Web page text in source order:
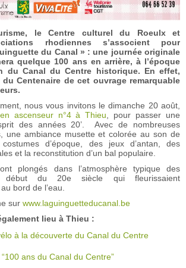
le Centre culturel du Roeulx et
rhodiennes s’associent pour
du Canal » : une journée originale
quelque 100 ans en arrière, à l’époque
du Canal du Centre historique. En effet,
du Centenaire de cet ouvrage remarquable
nous vous invitons le dimanche 20 août,
ascenseur n°4 à Thieu , pour passer une
des années 20’. Avec de nombreuses
une ambiance musette et colorée au son de
costumes d’époque, des jeux d’antan, des
et la reconstitution d’un bal populaire.
plongés dans l’atmosphère typique des
début du 20e siècle qui fleurissaient
bord de l’eau.
sur www.laguinguetteducanal.be
lieu à Thieu :
à la découverte du Canal du Centre
ans du Canal du Centre”